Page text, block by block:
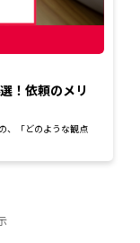
！依頼のメリ
、「どのような観点